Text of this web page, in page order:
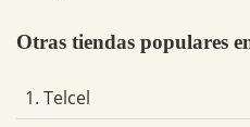
Otras tiendas populares
1. Telcel